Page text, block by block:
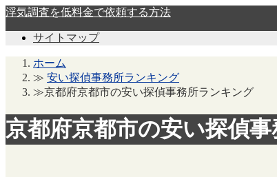
浮気調査を低料金で依頼する方法
サイトマップ
ホーム
≫ 安い探偵事務所ランキング
≫京都府京都市の安い探偵事務所ランキング
京都府京都市の安い探偵